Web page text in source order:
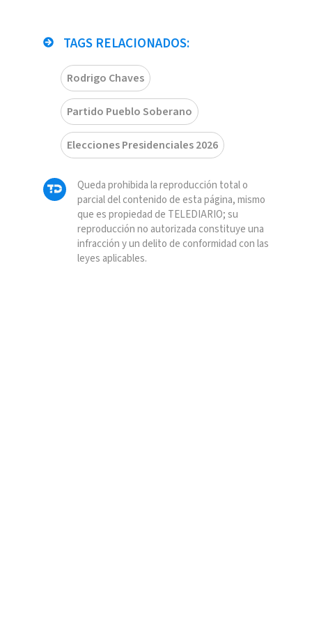
TAGS RELACIONADOS:
Rodrigo Chaves
Partido Pueblo Soberano
Elecciones Presidenciales 2026
Queda prohibida la reproducción total o
parcial del contenido de esta página, mismo
que es propiedad de TELEDIARIO; su
reproducción no autorizada constituye una
infracción y un delito de conformidad con las
leyes aplicables.